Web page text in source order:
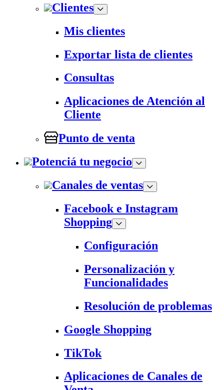
Clientes
Mis clientes
Exportar lista de clientes
Consultas
Aplicaciones de Atención al
Cliente
Punto de venta
Potenciá tu negocio
Canales de ventas
Facebook e Instagram
Shopping
Configuración
Personalización y
Funcionalidades
Resolución de problemas
Google Shopping
TikTok
Aplicaciones de Canales de